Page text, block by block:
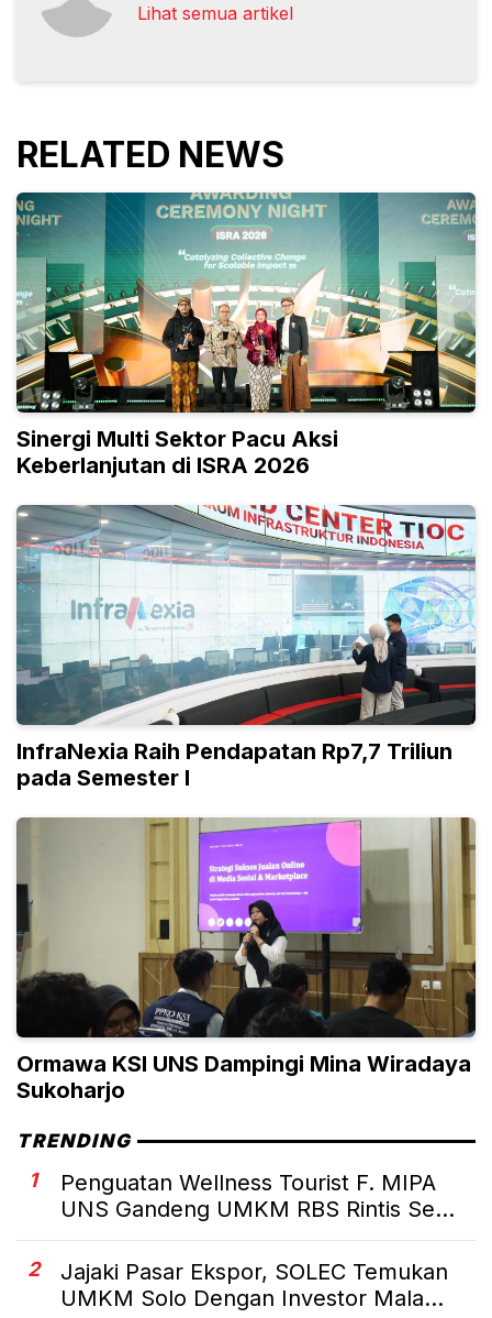
Lihat semua artikel
RELATED NEWS
Sinergi Multi Sektor Pacu Aksi
Keberlanjutan di ISRA 2026
InfraNexia Raih Pendapatan Rp7,7 Triliun
pada Semester I
Ormawa KSI UNS Dampingi Mina Wiradaya
Sukoharjo
TRENDING
1
Penguatan Wellness Tourist F. MIPA
UNS Gandeng UMKM RBS Rintis Se...
2
Jajaki Pasar Ekspor, SOLEC Temukan
UMKM Solo Dengan Investor Mala...